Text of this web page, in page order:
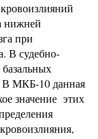
нижней
при
В судебно-
В МКБ-10 данная
значение этих